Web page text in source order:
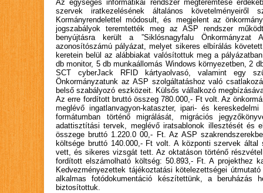
Az egységes informatikai rendszer megteremtése
szervek iratkezelésének általános
Kormányrendelettel módosult, és megjelent az
jogszabályok teremtették meg az ASP rendszer
benyújtásra került a ”Siklósnagyfalu Önkormányzat
azonosítószámú pályázat, melyet sikeres elbírálás
keretein belül az alábbiakat valósítottuk meg a
db monitor, 5 db munkaállomás Windows környezetben, 2
SCT cyberJack RFID kártyaolvasó, valamint egy
Önkormányzatunk az ASP szolgáltatáshoz való
belső szabályozó eszközeit. Külsős vállalkozó
Az erre fordított bruttó összeg 780.000,- Ft volt. Az
meglévő ingatlanvagyon-kataszter, ipari- és
formátumban történő migrálását, migrációs
adattisztítási tervek, meglévő iratsablonok illesztését és
összege bruttó 1.220.0 00,- Ft. Az ASP
költsége bruttó 140.000,- Ft volt. A központi szervek
vett, és sikeres vizsgát tett. Az oktatáson történő
fordított elszámolható költség: 50.893,- Ft. A projekthez
Kedvezményezettek tájékoztatási kötelezettségei
alkalmas fotódokumentáció készítettünk, a beruházás
biztosítottuk.